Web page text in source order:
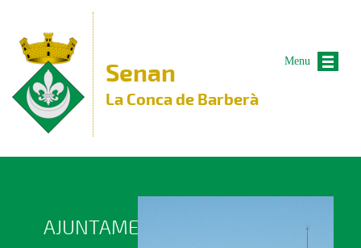
Senan
La Conca de Barberà
AJUNTAMENT
Menu